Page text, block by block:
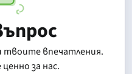
твоите впечатления.
за нас.